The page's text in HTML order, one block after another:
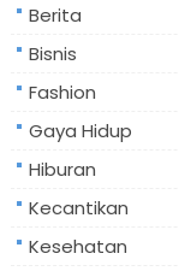
Berita
Bisnis
Fashion
Gaya Hidup
Hiburan
Kecantikan
Kesehatan